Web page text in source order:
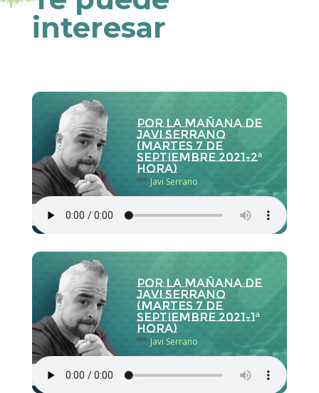
interesar
Por la Mañana de
Javi Serrano
(martes 7 de
septiembre 2021-2ª
hora)
con Javi Serrano
Por la Mañana de
Javi Serrano
(martes 7 de
septiembre 2021-1ª
hora)
con Javi Serrano